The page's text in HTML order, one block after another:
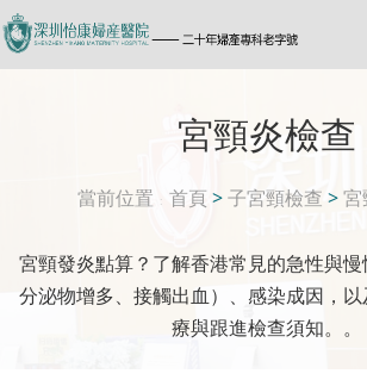
宮頸炎檢查
當前位置 首頁 >子宮頸檢查 >宮
宮頸發炎點算？了解香港常見的急性與
分泌物增多、接觸出血）、感染成因，
療與跟進檢查須知。。